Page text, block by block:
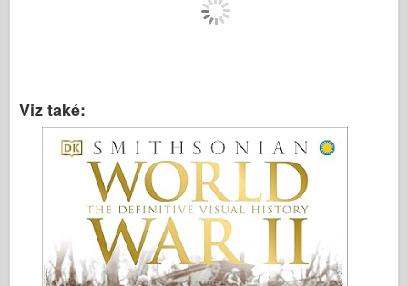
Zvezda
Alba-Fotky
Procházka kolem
Kontakt
Viz také: